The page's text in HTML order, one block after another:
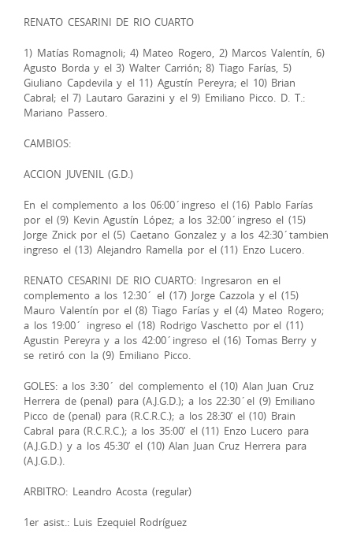
RENATO CESARINI DE RIO CUARTO
1) Matías Romagnoli; 4) Mateo Rogero, 2) Marcos Valentín, 6)
Agusto Borda y el 3) Walter Carrión; 8) Tiago Farías, 5)
Giuliano Capdevila y el 11) Agustín Pereyra; el 10) Brian
Cabral; el 7) Lautaro Garazini y el 9) Emiliano Picco. D. T.:
Mariano Passero.
CAMBIOS:
ACCION JUVENIL (G.D.)
En el complemento a los 06:00´ingreso el (16) Pablo Farías
por el (9) Kevin Agustín López; a los 32:00´ingreso el (15)
Jorge Znick por el (5) Caetano Gonzalez y a los 42:30´tambien
ingreso el (13) Alejandro Ramella por el (11) Enzo Lucero.
RENATO CESARINI DE RIO CUARTO: Ingresaron en el
complemento a los 12:30´ el (17) Jorge Cazzola y el (15)
Mauro Valentín por el (8) Tiago Farías y el (4) Mateo Rogero;
a los 19:00´ ingreso el (18) Rodrigo Vaschetto por el (11)
Agustin Pereyra y a los 42:00´ingreso el (16) Tomas Berry y
se retiró con la (9) Emiliano Picco.
GOLES: a los 3:30´ del complemento el (10) Alan Juan Cruz
Herrera de (penal) para (A.J.G.D.); a los 22:30´el (9) Emiliano
Picco de (penal) para (R.C.R.C.); a los 28:30’ el (10) Brain
Cabral para (R.C.R.C.); a los 35:00’ el (11) Enzo Lucero para
(A.J.G.D.) y a los 45:30’ el (10) Alan Juan Cruz Herrera para
(A.J.G.D.).
ARBITRO: Leandro Acosta (regular)
1er asist.: Luis Ezequiel Rodríguez